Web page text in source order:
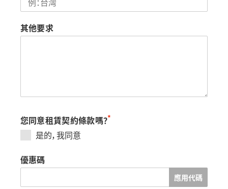
其他要求
您同意租賃契約條款嗎？*
是的，我同意
優惠碼
應用代碼